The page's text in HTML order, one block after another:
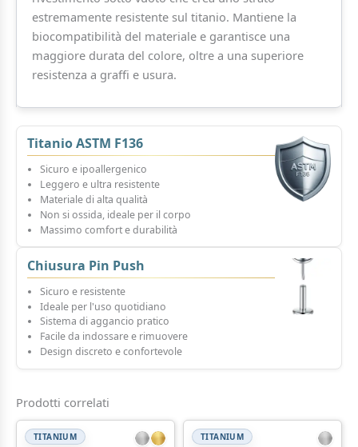
estremamente resistente sul titanio. Mantiene la
biocompatibilità del materiale e garantisce una
maggiore durata del colore, oltre a una superiore
resistenza a graffi e usura.
Titanio ASTM F136
Sicuro e ipoallergenico
Leggero e ultra resistente
Materiale di alta qualità
Non si ossida, ideale per il corpo
Massimo comfort e durabilità
Chiusura Pin Push
Sicuro e resistente
Ideale per l'uso quotidiano
Sistema di aggancio pratico
Facile da indossare e rimuovere
Design discreto e confortevole
Prodotti correlati
TITANIUM TITANIUM